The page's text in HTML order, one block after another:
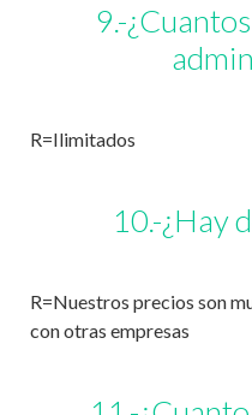
9.-
R=Ilimitados
10.-¿Hay
R=Nuestros precios son
con otras empresas